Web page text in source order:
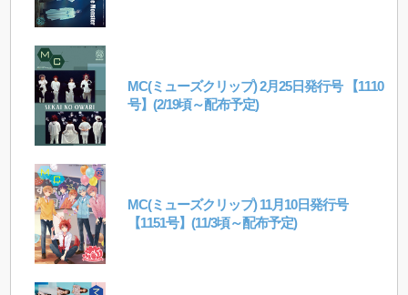
MC(ミューズクリップ) 2月25日発行号 【1110
号】(2/19頃～配布予定)
MC(ミューズクリップ) 11月10日発行号
【1151号】(11/3頃～配布予定)